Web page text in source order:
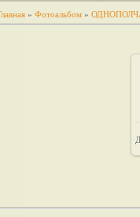
» Фотоальбом »